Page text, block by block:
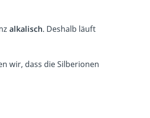
alkalisch. Deshalb läuft
wir, dass die Silberionen